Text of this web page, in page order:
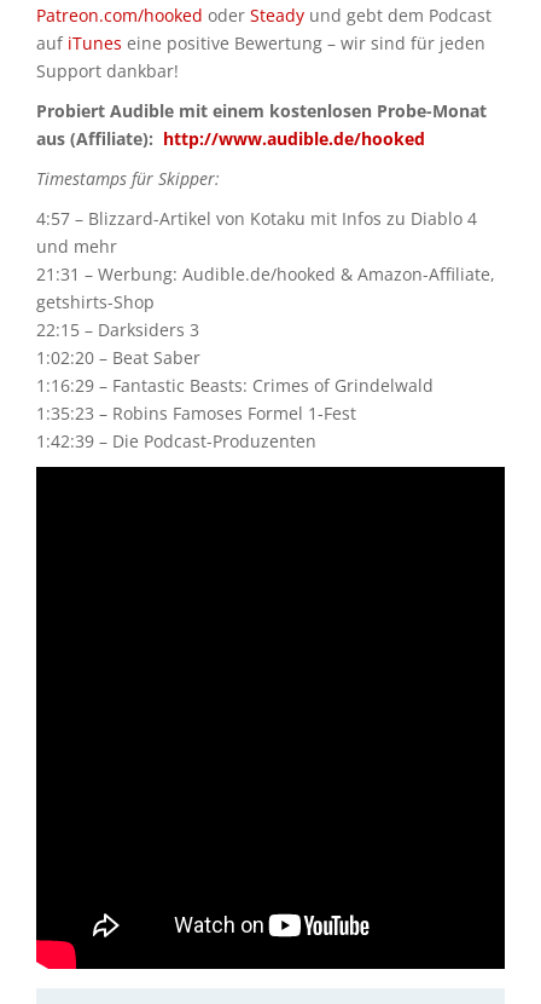
Patreon.com/hooked oder Steady und gebt dem Podcast
auf iTunes eine positive Bewertung – wir sind für jeden
Support dankbar!
Probiert Audible mit einem kostenlosen Probe-Monat
aus (Affiliate): http://www.audible.de/hooked
Timestamps für Skipper:
4:57 – Blizzard-Artikel von Kotaku mit Infos zu Diablo 4
und mehr
21:31 – Werbung: Audible.de/hooked & Amazon-Affiliate,
getshirts-Shop
22:15 – Darksiders 3
1:02:20 – Beat Saber
1:16:29 – Fantastic Beasts: Crimes of Grindelwald
1:35:23 – Robins Famoses Formel 1-Fest
1:42:39 – Die Podcast-Produzenten